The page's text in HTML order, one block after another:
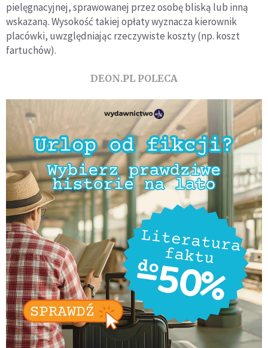
pielęgnacyjnej, sprawowanej przez osobę bliską lub inną
wskazaną. Wysokość takiej opłaty wyznacza kierownik
placówki, uwzględniając rzeczywiste koszty (np. koszt
fartuchów).
DEON.PL POLECA